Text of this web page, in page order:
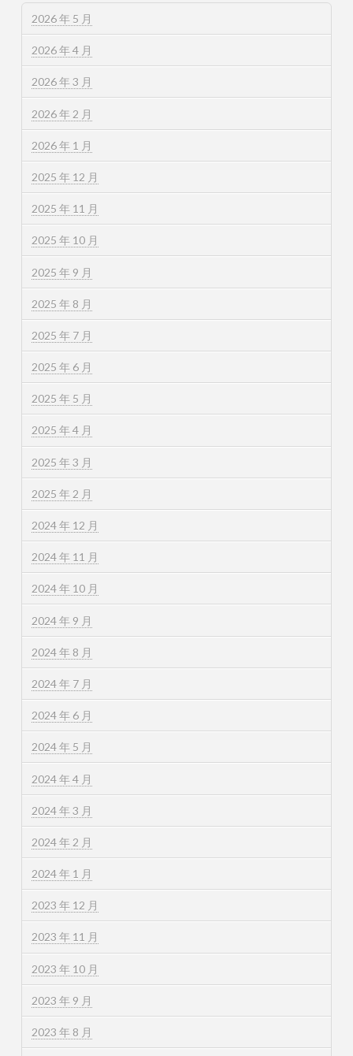
2026 年 5 月
2026 年 4 月
2026 年 3 月
2026 年 2 月
2026 年 1 月
2025 年 12 月
2025 年 11 月
2025 年 10 月
2025 年 9 月
2025 年 8 月
2025 年 7 月
2025 年 6 月
2025 年 5 月
2025 年 4 月
2025 年 3 月
2025 年 2 月
2024 年 12 月
2024 年 11 月
2024 年 10 月
2024 年 9 月
2024 年 8 月
2024 年 7 月
2024 年 6 月
2024 年 5 月
2024 年 4 月
2024 年 3 月
2024 年 2 月
2024 年 1 月
2023 年 12 月
2023 年 11 月
2023 年 10 月
2023 年 9 月
2023 年 8 月